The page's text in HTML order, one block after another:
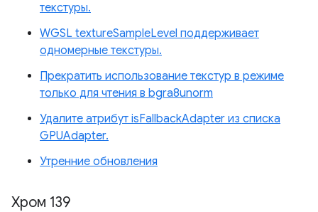
текстуры.
WGSL textureSampleLevel поддерживает
одномерные текстуры.
Прекратить использование текстур в режиме
только для чтения в bgra8unorm
Удалите атрибут isFallbackAdapter из списка
GPUAdapter.
Утренние обновления
Хром 139